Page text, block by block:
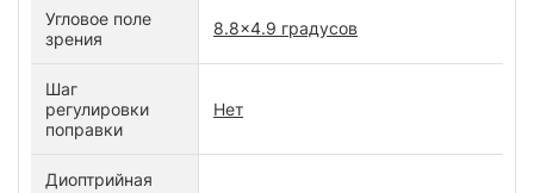
Угловое поле
зрения
8.8x4.9 градусов
Шаг
регулировки
поправки
Нет
Диоптрийная